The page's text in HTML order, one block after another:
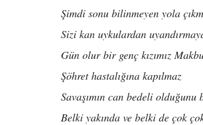
Şimdi sonu bilinmeyen yola
Sizi kan uykulardan
Gün olur bir genç kızımız
Şöhret hastalığına kapılmaz
Savaşımın can bedeli olduğunu
Belki yakında ve belki de çok